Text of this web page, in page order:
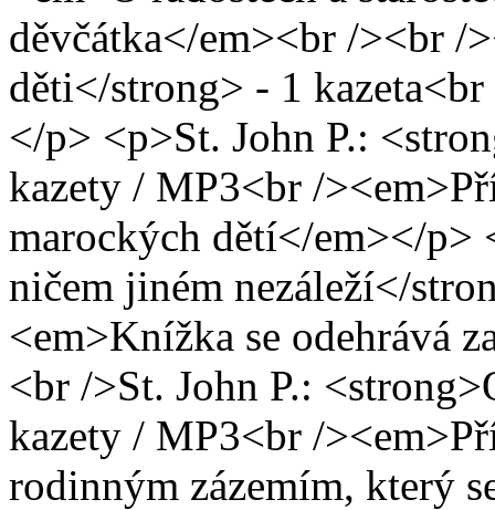
děvčátka</em><br /><br /
děti</strong> - 1
</p> <p>St. John P.:
kazety / MP3<br /
marockých dětí</em></p>
ničem jiném nezáleží</
<em>Knížka se odehrává
<br />St. John P.:
kazety / MP3<br /
rodinným zázemím, který